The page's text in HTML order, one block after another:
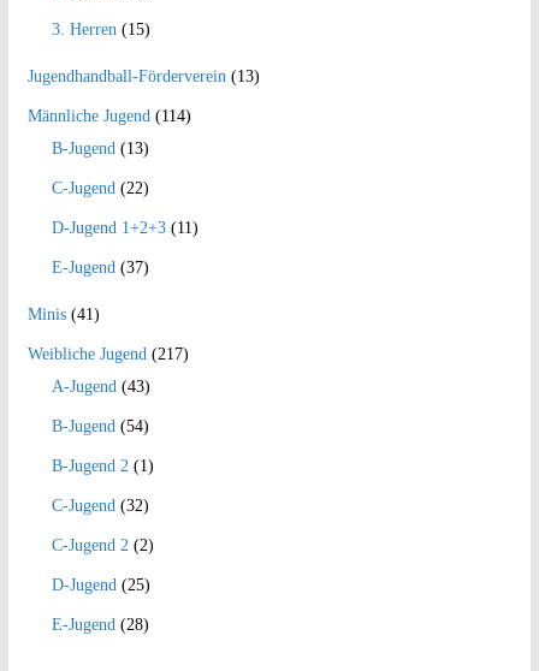
3. Herren (15)
Jugendhandball-Förderverein (13)
Männliche Jugend (114)
B-Jugend (13)
C-Jugend (22)
D-Jugend 1+2+3(11)
E-Jugend (37)
Minis(41)
Weibliche Jugend (217)
A-Jugend (43)
B-Jugend (54)
B-Jugend 2 (1)
C-Jugend (32)
C-Jugend 2 (2)
D-Jugend (25)
E-Jugend (28)